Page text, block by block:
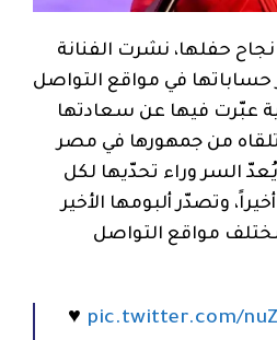
حفلها، نشرت الفنانة
في مواقع التواصل
عبّرت فيها عن سعادتها
تلقاه من جمهورها في مصر
يُعدّ السر وراء تحدّيها لكل
وتصدّر ألبومها الأخير
مواقع التواصل
♥️ pic.twitter.com/